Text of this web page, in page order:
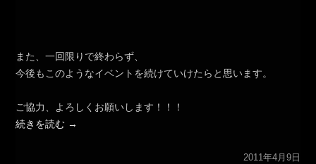
また、一回限りで終わらず、
今後もこのようなイベントを続けていけたらと思います。
ご協力、よろしくお願いします！！！
続きを読む →
2011年4月9日